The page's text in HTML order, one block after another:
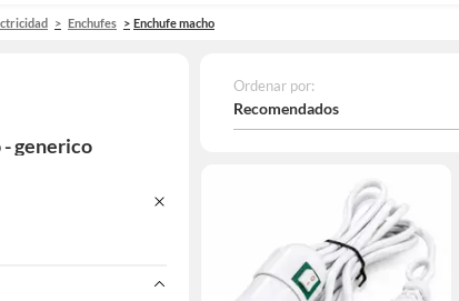
Enchufes Enchufe macho
- generico
Ordenar por:
Recomendados